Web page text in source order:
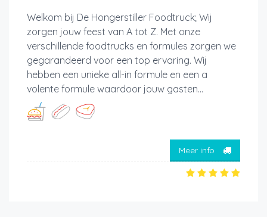
Welkom bij De Hongerstiller Foodtruck; Wij
zorgen jouw feest van A tot Z. Met onze
verschillende foodtrucks en formules zorgen we
gegarandeerd voor een top ervaring. Wij
hebben een unieke all-in formule en een a
volente formule waardoor jouw gasten...
Meer info